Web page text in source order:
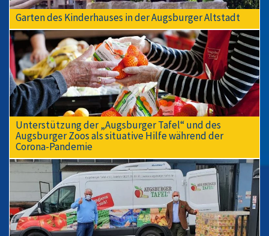
Garten des Kinderhauses in der Augsburger Altstadt
Unterstützung der „Augsburger Tafel“ und des
Augsburger Zoos als situative Hilfe während der
Corona-Pandemie